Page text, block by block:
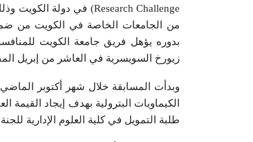
من الجامعات الخاصة في الكويت من
بدوره يؤهل فريق جامعة الكويت
زيورخ السويسرية في العاشر من إبريل
وبدأت المسابقة خلال شهر أكتوبر
الكيماويات البترولية بهدف إيجاد
طلبة التمويل في كلية العلوم الإدارية